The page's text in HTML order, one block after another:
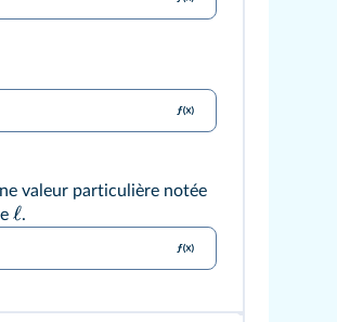
valeur particulière notée
ℓ.